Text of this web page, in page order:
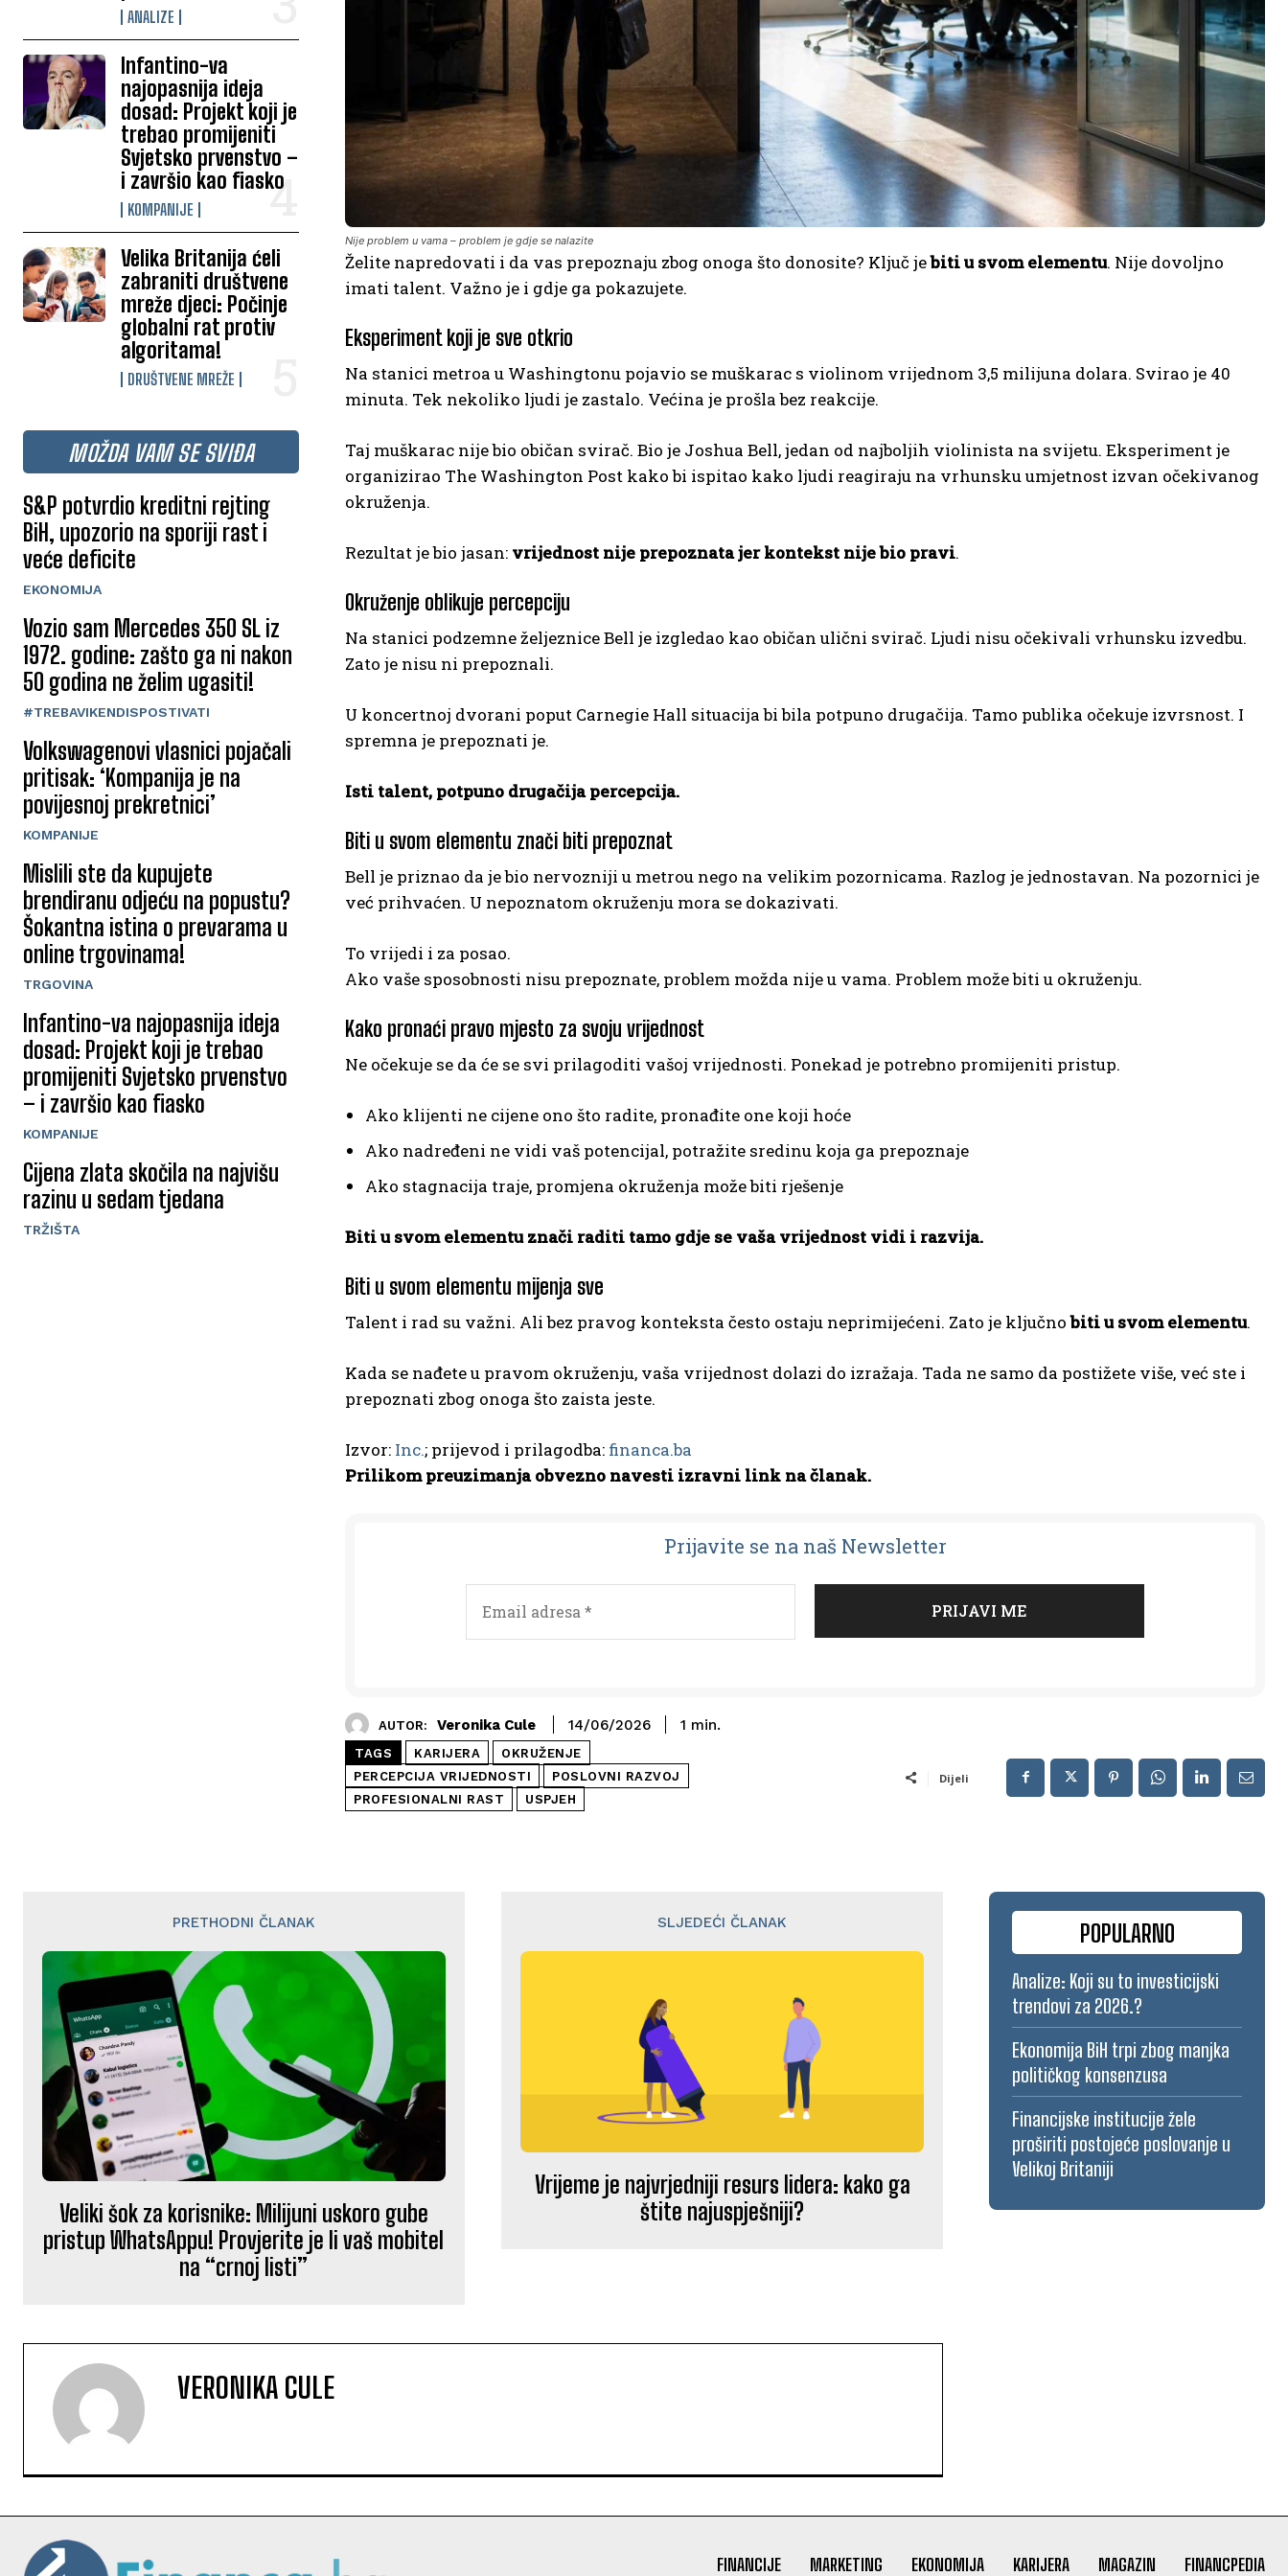
ANALIZE
Infantino-va
najopasnija ideja
dosad: Projekt koji je
trebao promijeniti
Svjetsko prvenstvo –
i završio kao fiasko
KOMPANIJE
Velika Britanija ćeli
zabraniti društvene
mreže djeci: Počinje
globalni rat protiv
algoritama!
DRUŠTVENE MREŽE
MOŽDA VAM SE SVIĐA
S&P potvrdio kreditni rejting
BiH, upozorio na sporiji rast i
veće deficite
EKONOMIJA
Vozio sam Mercedes 350 SL iz
1972. godine: zašto ga ni nakon
50 godina ne želim ugasiti!
#TREBAVIKENDISPOSTIVATI
Volkswagenovi vlasnici pojačali
pritisak: ‘Kompanija je na
povijesnoj prekretnici’
KOMPANIJE
Mislili ste da kupujete
brendiranu odjeću na popustu?
Šokantna istina o prevarama u
online trgovinama!
TRGOVINA
Infantino-va najopasnija ideja
dosad: Projekt koji je trebao
promijeniti Svjetsko prvenstvo
– i završio kao fiasko
KOMPANIJE
Cijena zlata skočila na najvišu
razinu u sedam tjedana
TRŽIŠTA
Nije problem u vama – problem je gdje se nalazite
Želite napredovati i da vas prepoznaju zbog onoga što donosite? Ključ jebiti u svom elementu. Nije dovoljno
imati talent. Važno je i gdje ga pokazujete.
Eksperiment koji je sve otkrio
Na stanici metroa u Washingtonu pojavio se muškarac s violinom vrijednom 3,5 milijuna dolara. Svirao je 40
minuta. Tek nekoliko ljudi je zastalo. Većina je prošla bez reakcije.
Taj muškarac nije bio običan svirač. Bio je Joshua Bell, jedan od najboljih violinista na svijetu. Eksperiment je
organizirao The Washington Post kako bi ispitao kako ljudi reagiraju na vrhunsku umjetnost izvan očekivanog
okruženja.
Rezultat je bio jasan: vrijednost nije prepoznata jer kontekst nije bio pravi.
Okruženje oblikuje percepciju
Na stanici podzemne željeznice Bell je izgledao kao običan ulični svirač. Ljudi nisu očekivali vrhunsku izvedbu.
Zato je nisu ni prepoznali.
U koncertnoj dvorani poput Carnegie Hall situacija bi bila potpuno drugačija. Tamo publika očekuje izvrsnost. I
spremna je prepoznati je.
Isti talent, potpuno drugačija percepcija.
Biti u svom elementu znači biti prepoznat
Bell je priznao da je bio nervozniji u metrou nego na velikim pozornicama. Razlog je jednostavan. Na pozornici je
već prihvaćen. U nepoznatom okruženju mora se dokazivati.
To vrijedi i za posao.
Ako vaše sposobnosti nisu prepoznate, problem možda nije u vama. Problem može biti u okruženju.
Kako pronaći pravo mjesto za svoju vrijednost
Ne očekuje se da će se svi prilagoditi vašoj vrijednosti. Ponekad je potrebno promijeniti pristup.
Ako klijenti ne cijene ono što radite, pronađite one koji hoće
Ako nadređeni ne vidi vaš potencijal, potražite sredinu koja ga prepoznaje
Ako stagnacija traje, promjena okruženja može biti rješenje
Biti u svom elementu znači raditi tamo gdje se vaša vrijednost vidi i razvija.
Biti u svom elementu mijenja sve
Talent i rad su važni. Ali bez pravog konteksta često ostaju neprimijećeni. Zato je ključnobiti u svom elementu.
Kada se nađete u pravom okruženju, vaša vrijednost dolazi do izražaja. Tada ne samo da postižete više, već ste i
prepoznati zbog onoga što zaista jeste.
Izvor: Inc.; prijevod i prilagodba: financa.ba
Prilikom preuzimanja obvezno navesti izravni link na članak.
Prijavite se na naš Newsletter
AUTOR: Veronika Cule 14/06/2026 1 min.
TAGS KARIJERA
OKRUŽENJE
PERCEPCIJA VRIJEDNOSTI
POSLOVNI RAZVOJ
PROFESIONALNI RAST
USPJEH
Dijeli
PRETHODNI ČLANAK
Veliki šok za korisnike: Milijuni uskoro gube
pristup WhatsAppu! Provjerite je li vaš mobitel
na “crnoj listi”
SLJEDEĆI ČLANAK
Vrijeme je najvrjedniji resurs lidera: kako ga
štite najuspješniji?
VERONIKA CULE
POPULARNO
Analize: Koji su to investicijski
trendovi za 2026.?
Ekonomija BiH trpi zbog manjka
političkog konsenzusa
Financijske institucije žele
proširiti postojeće poslovanje u
Velikoj Britaniji
FINANCIJE MARKETING EKONOMIJA KARIJERA MAGAZIN FINANCPEDIA